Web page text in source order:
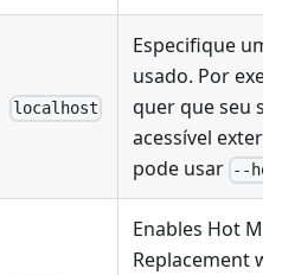
localhost
Especifique um
usado. Por
quer que seu
acessível
pode usar --
Enables Hot
Replacement